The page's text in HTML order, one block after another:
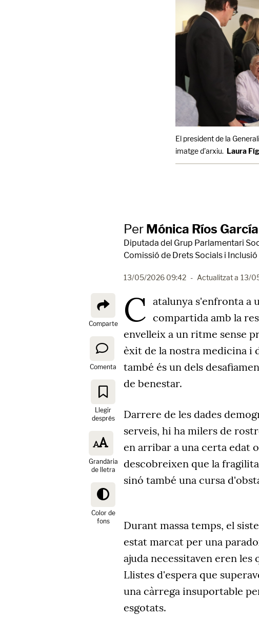
El president de la
imatge d'arxiu. Laura
Per Mónica Ríos García
Diputada del Grup Parlamentari
Comissió de Drets Socials i Inclusió
13/05/2026 09:42 - Actualitzat a 13/
Comparte
Comenta
Llegir
després
Grandària
de lletra
Color de
fons
C atalunya s'enfronta a
compartida amb la
envelleix a un ritme sense
èxit de la nostra medicina i
també és un dels
de benestar.
Darrere de les dades
serveis, hi ha milers de
en arribar a una certa edat
descobreixen que la
sinó també una cursa
Durant massa temps, el
estat marcat per una
ajuda necessitaven eren les
Llistes d'espera que
una càrrega insuportable
esgotats.